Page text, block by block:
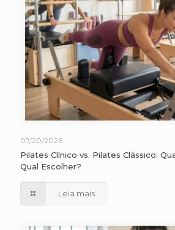
07/20/2026
Pilates Clínico vs. Pilates Clássico:
Qual Escolher?
Leia mais